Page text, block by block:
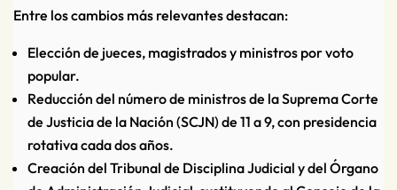
Entre los cambios más relevantes destacan:
Elección de jueces, magistrados y ministros por voto
popular.
Reducción del número de ministros de la Suprema Corte
de Justicia de la Nación (SCJN) de 11 a 9, con presidencia
rotativa cada dos años.
Creación del Tribunal de Disciplina Judicial y del Órgano